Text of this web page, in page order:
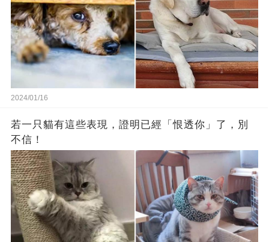
2024/01/16
若一只貓有這些表現，證明已經「恨透你」了，別
不信！